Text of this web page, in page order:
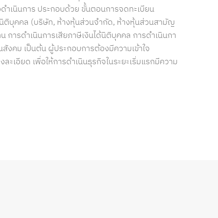
ำเนินการ ประกอบด้วย ขั้นตอนการจดทะเบียน
ติบุคคล (บริษัท, ห้างหุ้นส่วนจำกัด, ห้างหุ้นส่วนสามัญ
การดำเนินการเสียภาษีเงินได้นิติบุคคล การดำเนินกา
งคม เป็นต้น ผู้ประกอบการต้องมีความเข้าใจ
ะเอียด เพื่อให้การดำเนินธุรกิจในระยะเริ่มแรกมีความ